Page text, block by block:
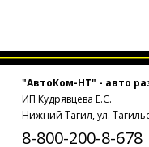
"АвтоКом-НТ" - авто
ИП Кудрявцева Е.С.
Нижний Тагил, ул.
8-800-200-8-678